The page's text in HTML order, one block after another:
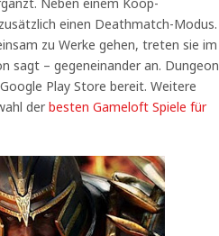
einen Deathmatch-Modus.
zu Werke gehen, treten sie im
sagt – gegeneinander an. Dungeon
Play Store bereit. Weitere
der besten Gameloft Spiele für